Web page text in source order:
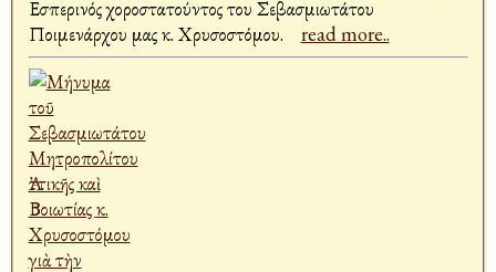
Εσπερινός χοροστατούντος του Σεβασμιωτάτου
Ποιμενάρχου μας κ. Χρυσοστόμου. read more..